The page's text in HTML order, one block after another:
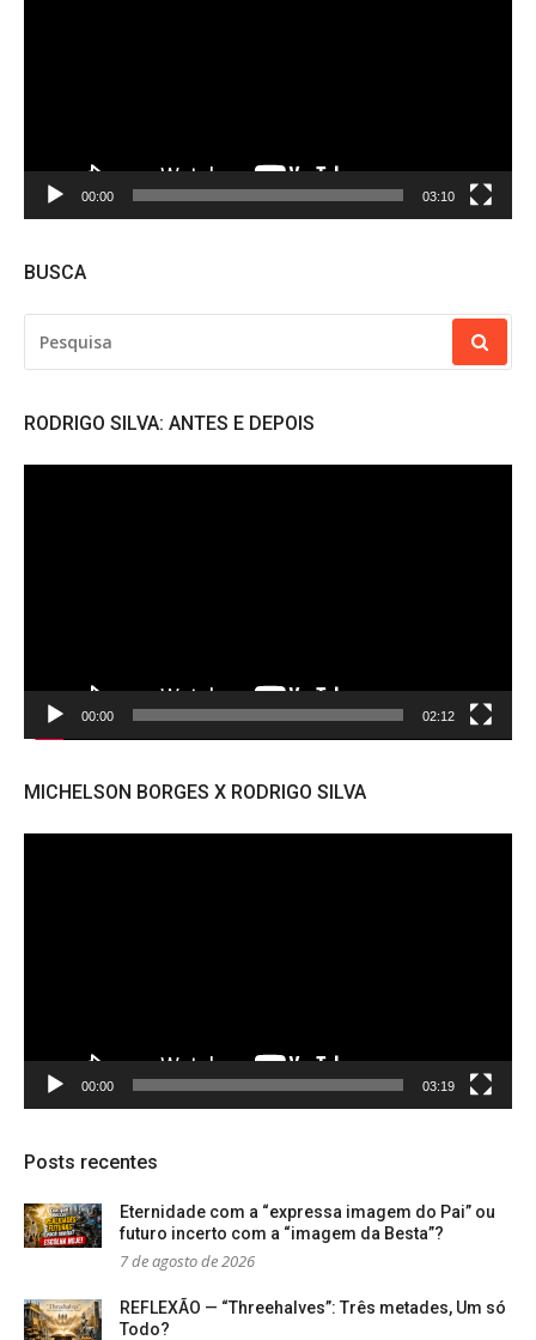
00:00 03:10
BUSCA
POR:
RODRIGO SILVA: ANTES E DEPOIS
00:00 02:12
MICHELSON BORGES X RODRIGO SILVA
00:00 03:19
Posts recentes
Eternidade com a “expressa imagem do Pai” ou
futuro incerto com a “imagem da Besta”?
7 de agosto de 2026
REFLEXÃO — “Threehalves”: Três metades, Um só
Todo?